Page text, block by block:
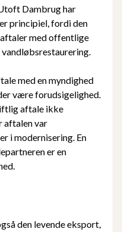
Dambrug har
principiel, fordi den
med offentlige
med en myndighed
være forudsigelighed.
aftale ikke
aftalen var
i modernisering. En
er en
den levende eksport,